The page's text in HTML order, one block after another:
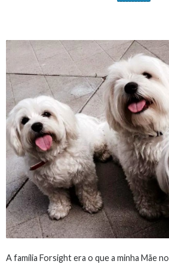
A família Forsight era o que a minha Mãe